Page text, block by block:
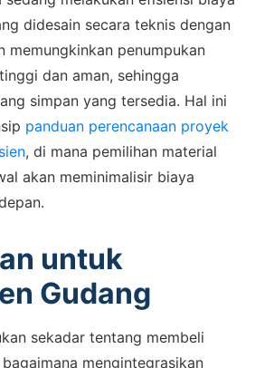
didesain secara teknis dengan
memungkinkan penumpukan
dan aman, sehingga
simpan yang tersedia. Hal ini
panduan perencanaan proyek
, di mana pemilihan material
akan meminimalisir biaya
untuk
Gudang
sekadar tentang membeli
mengintegrasikan
Sales
proyek Anda, dapatkan
1
2